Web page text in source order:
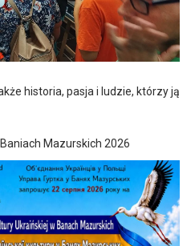
historia, pasja i ludzie, którzy ją
Mazurskich 2026